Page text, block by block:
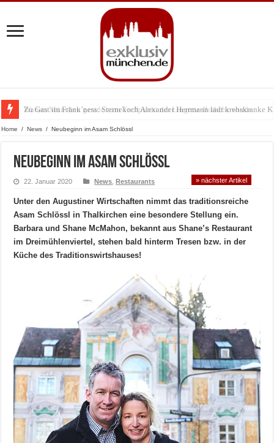
Zu Gast im Fränk’ness: Sternekoch Alexander Herrmann lädt krebskranke
Warum München gerade zum Treffpunkt der Lingerie-Branche wurde
Home / News / Neubeginn im Asam Schlössl
Neubeginn im Asam Schlössl
22. Januar 2020 News ,Restaurants » nächster Artikel
Unter den Augustiner Wirtschaften nimmt das traditionsreiche
Asam Schlössl in Thalkirchen eine besondere Stellung ein.
Barbara und Shane McMahon, bekannt aus Shane’s Restaurant
im Dreimühlenviertel, stehen bald hinterm Tresen bzw. in der
Küche des Traditionswirtshauses!